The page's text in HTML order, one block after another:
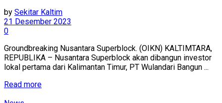
by Sekitar Kaltim
21 Desember 2023
0
Groundbreaking Nusantara Superblock. (OIKN) KALTIMTARA,
REPUBLIKA – Nusantara Superblock akan dibangun investor
lokal pertama dari Kalimantan Timur, PT Wulandari Bangun ...
Read more